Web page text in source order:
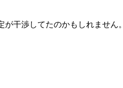
干渉してたのかもしれません。